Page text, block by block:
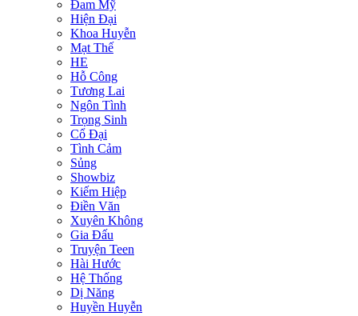
Đam Mỹ
Hiện Đại
Khoa Huyễn
Mạt Thế
HE
Hỗ Công
Tương Lai
Ngôn Tình
Trọng Sinh
Cổ Đại
Tình Cảm
Sủng
Showbiz
Kiếm Hiệp
Điền Văn
Xuyên Không
Gia Đấu
Truyện Teen
Hài Hước
Hệ Thống
Dị Năng
Huyền Huyễn